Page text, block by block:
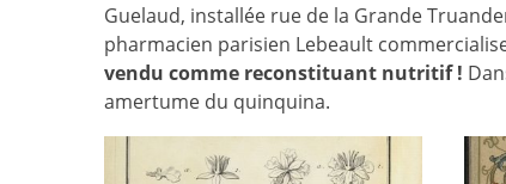
Guelaud, installée rue de la Grande
pharmacien parisien Lebeault
vendu comme reconstituant nutritif !
amertume du quinquina.